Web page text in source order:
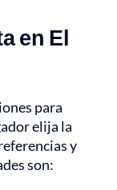
en El
para
elija la
y
son: